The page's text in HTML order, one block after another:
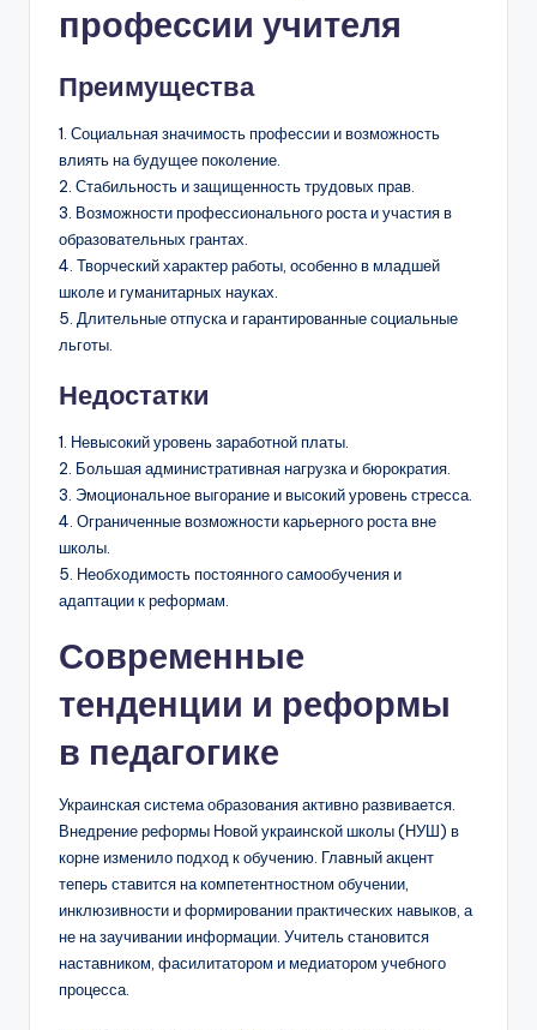
профессии учителя
Преимущества
1. Социальная значимость профессии и возможность
влиять на будущее поколение.
2. Стабильность и защищенность трудовых прав.
3. Возможности профессионального роста и участия в
образовательных грантах.
4. Творческий характер работы, особенно в младшей
школе и гуманитарных науках.
5. Длительные отпуска и гарантированные социальные
льготы.
Недостатки
1. Невысокий уровень заработной платы.
2. Большая административная нагрузка и бюрократия.
3. Эмоциональное выгорание и высокий уровень стресса.
4. Ограниченные возможности карьерного роста вне
школы.
5. Необходимость постоянного самообучения и
адаптации к реформам.
Современные
тенденции и реформы
в педагогике
Украинская система образования активно развивается.
Внедрение реформы Новой украинской школы (НУШ) в
корне изменило подход к обучению. Главный акцент
теперь ставится на компетентностном обучении,
инклюзивности и формировании практических навыков, а
не на заучивании информации. Учитель становится
наставником, фасилитатором и медиатором учебного
процесса.